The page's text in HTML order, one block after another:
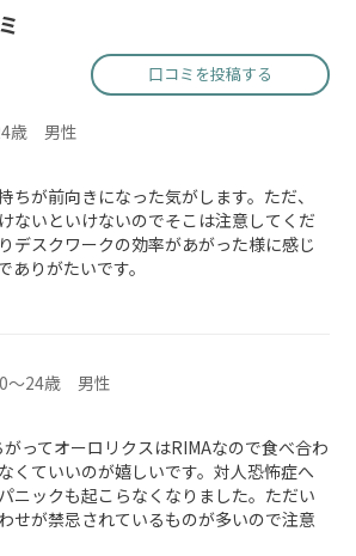
口コミを投稿する
歳 男性
ちが前向きになった気がします。ただ、
ないといけないのでそこは注意してくだ
デスクワークの効率があがった様に感じ
ありがたいです。
～24歳 男性
ってオーロリクスはRIMAなので食べ合わ
くていいのが嬉しいです。対人恐怖症へ
ニックも起こらなくなりました。ただい
せが禁忌されているものが多いので注意